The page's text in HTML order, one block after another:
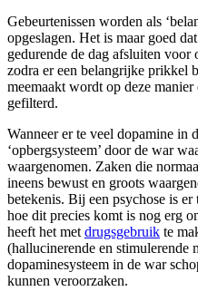
Gebeurtenissen worden als
opgeslagen. Het is maar goed
gedurende de dag afsluiten
zodra er een belangrijke prikkel
meemaakt wordt op deze
gefilterd.
Wanneer er te veel dopamine in
‘opbergsysteem’ door de war
waargenomen. Zaken die
ineens bewust en groots
betekenis. Bij een psychose is
hoe dit precies komt is nog erg
heeft het met drugsgebruik te
(hallucinerende en stimulerende
dopaminesysteem in de war
kunnen veroorzaken.